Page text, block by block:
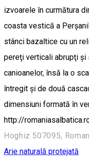
izvoarele în curmătura
coasta vestică a
stânci bazaltice cu un
pereţi verticali abrupţi și
canioanelor, însă la o
întregit şi de două
dimensiuni formată în
http://
Hoghiz 507095,
Arie naturală protejată